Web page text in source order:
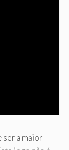
ser a maior